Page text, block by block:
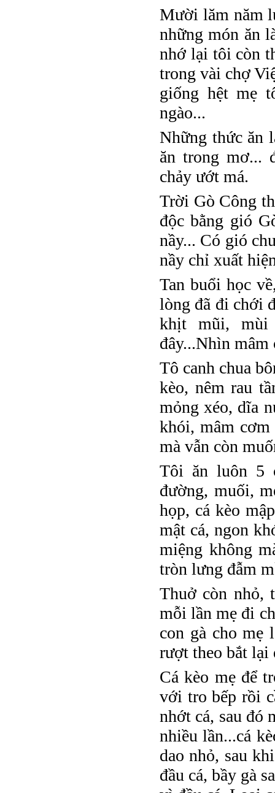
Mười lăm năm
những món ăn
nhớ lại tôi còn
trong vài chợ
giống hệt mẹ
ngào...
Những thức ăn
ăn trong mơ...
chảy ướt má.
Trời Gò Công
độc bằng gió
nầy... Có gió
nầy chỉ xuất
Tan buổi học
lòng đã đi chới
khịt mũi, mùi
đây...Nhìn mâm
Tô canh chua
kèo, nêm rau
mỏng xéo, dĩa
khói, mâm cơm
mà vẫn còn
Tôi ăn luôn 5
đường, muối,
họp, cá kèo
mật cá, ngon
miệng không
tròn lưng đẫm
Thuở còn nhỏ,
mỗi lần mẹ đi
con gà cho mẹ
rượt theo bắt lại
Cá kèo mẹ để
với tro bếp rồi
nhớt cá, sau đó
nhiều lần...cá
dao nhỏ, sau
đầu cá, bầy gà